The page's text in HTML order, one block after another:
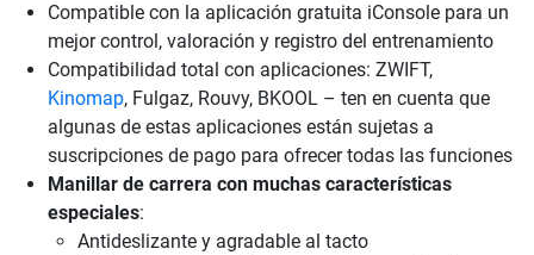
Compatible con la aplicación gratuita iConsole para un
mejor control, valoración y registro del entrenamiento
Compatibilidad total con aplicaciones: ZWIFT,
Kinomap, Fulgaz, Rouvy, BKOOL – ten en cuenta que
algunas de estas aplicaciones están sujetas a
suscripciones de pago para ofrecer todas las funciones
Manillar de carrera con muchas características
especiales:
Antideslizante y agradable al tacto